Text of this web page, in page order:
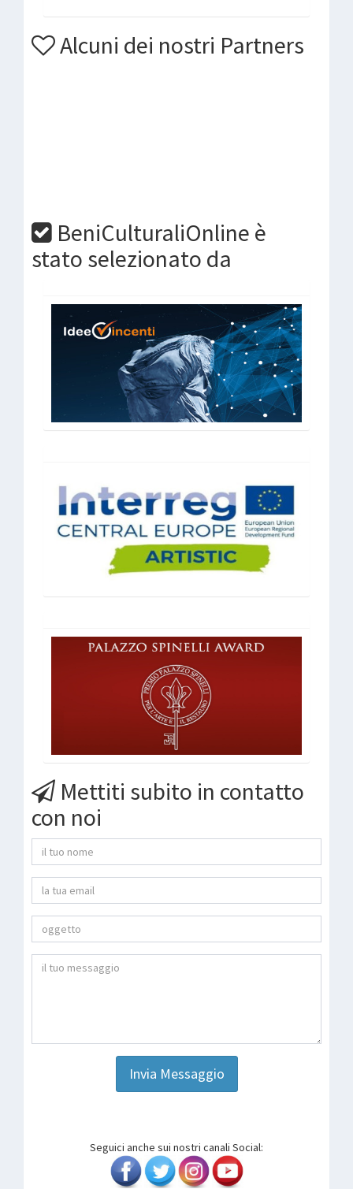
Alcuni dei nostri Partners
BeniCulturaliOnline è
stato selezionato da
Mettiti subito in contatto
con noi
Invia Messaggio
Seguici anche sui nostri canali Social: